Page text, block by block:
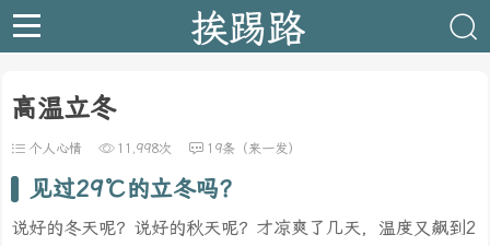
挨踢路
高温立冬
个人心情 11,998次 19条（来一发）
见过29℃的立冬吗？
说好的冬天呢？说好的秋天呢？才凉爽了几天，温度又飙到2